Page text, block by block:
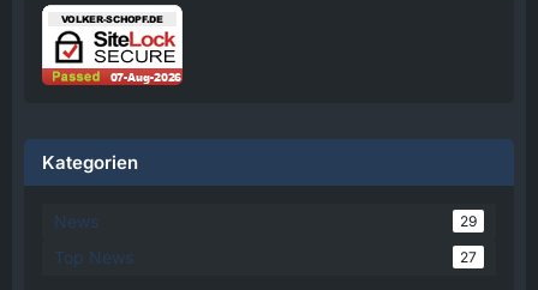
Volker
Externer Inhalt
Inhalte von externen Seiten werden ohne
Ihre Zustimmung nicht automatisch geladen
Kategorien
News 29
Top News 27